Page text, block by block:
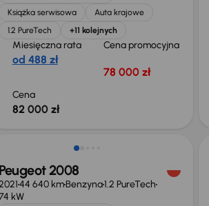
Książka serwisowa
Auta krajowe
1.2 PureTech
+11 kolejnych
Miesięczna rata
od 488 zł
Cena promocyjna
78 000 zł
Cena
82 000 zł
Taniej o 3 000 zł
Peugeot 2008
44 640 kmBenzyna1.2 PureTech
kW